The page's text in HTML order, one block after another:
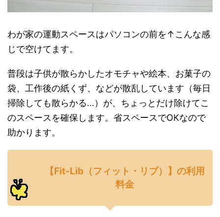
わが家の運動スペースはパソコンの前を↑こんな感
じで空けてます。
普段は子供が散らかしたオモチャや絵本、お菓子の
袋、工作後の紙くず、などが散乱しています（毎日
掃除しても散らかる…）が、ちょっとだけ除けてこ
のスペースを確保します。省スペースでOKなので
助かります。
【Fit-Lib（フィット・リブ）】の利用
料金